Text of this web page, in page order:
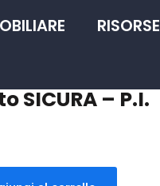
RISORSE
SICURA – P.I.